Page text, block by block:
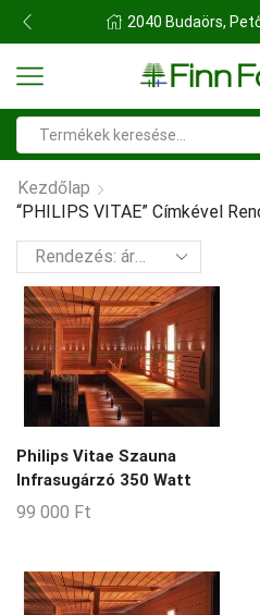
FINN FATELEP
Kezdőlap
“PHILIPS VITAE” Címkével
Philips Vitae Szauna
Infrasugárzó 350 Watt
99 000 Ft